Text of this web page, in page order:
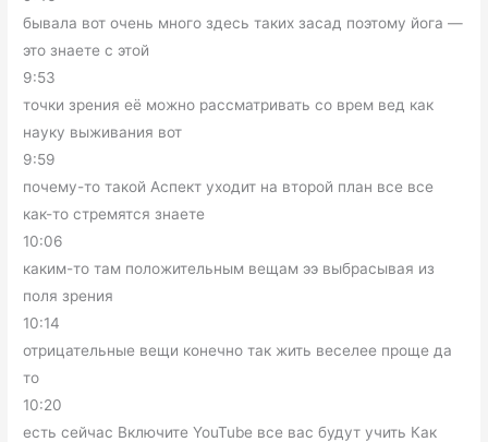
бывала вот очень много здесь таких засад поэтому йога —
это знаете с этой
9:53
точки зрения её можно рассматривать со врем вед как
науку выживания вот
9:59
почему-то такой Аспект уходит на второй план все все
как-то стремятся знаете
10:06
каким-то там положительным вещам ээ выбрасывая из
поля зрения
10:14
отрицательные вещи конечно так жить веселее проще да
то
10:20
есть сейчас Включите YouTube все вас будут учить Как